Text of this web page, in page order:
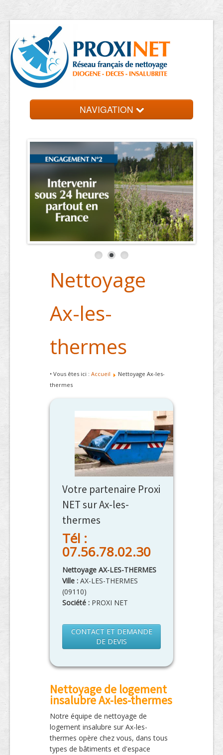
NAVIGATION
Trouver un professionnel
Contact et devis
Nettoyage
Ax-les-
thermes
• Vous êtes ici : Accueil
Nettoyage Ax-les-
thermes
Votre partenaire Proxi
NET sur Ax-les-
thermes
Tél :
07.56.78.02.30
Nettoyage AX-LES-THERMES
Ville : AX-LES-THERMES
(09110)
Société : PROXI NET
CONTACT ET DEMANDE
DE DEVIS
Nettoyage de logement
insalubre Ax-les-thermes
Notre équipe de nettoyage de
logement insalubre sur Ax-les-
thermes opère chez vous, dans tous
types de bâtiments et d'espace